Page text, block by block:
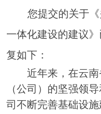
您提交的关于《
一体化建设的建议
复如下：
近年来，在云
（公司）的坚强领
司不断完善基础设